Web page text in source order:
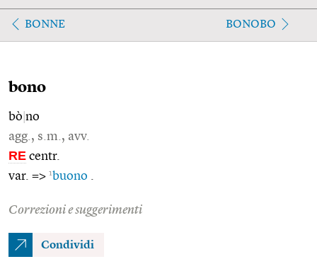
BONNE BONOBO
bono
bò no
agg., s.m., avv.
RE centr.
var. => 1buono
Correzioni e suggerimenti
Condividi